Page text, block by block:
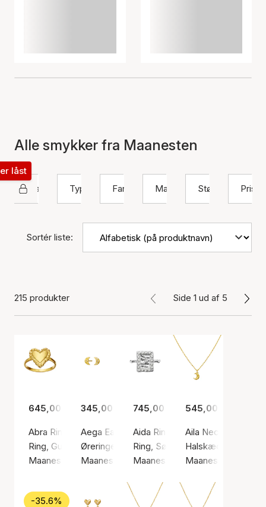
Alle smykker fra Maanesten
Maanesten
låst
Type
Farve Materiale Størrelse Pris
Sortér liste:
215 produkter Side 1 ud af 5
645,00 kr.
Abra Ring
Ring, Guld farve / Forgyldt sølv sterling 925
Maanesten
345,00 kr.
Aega Earsticks
Øreringe, Guld farve / Forgyldt sølv sterling
Maanesten
745,00 kr.
Aida Ring
Ring, Sølv farve / Sølv sterling
Maanesten
545,00 kr.
Aila Necklace
Halskæde, Guld
Maanesten
-35.6%